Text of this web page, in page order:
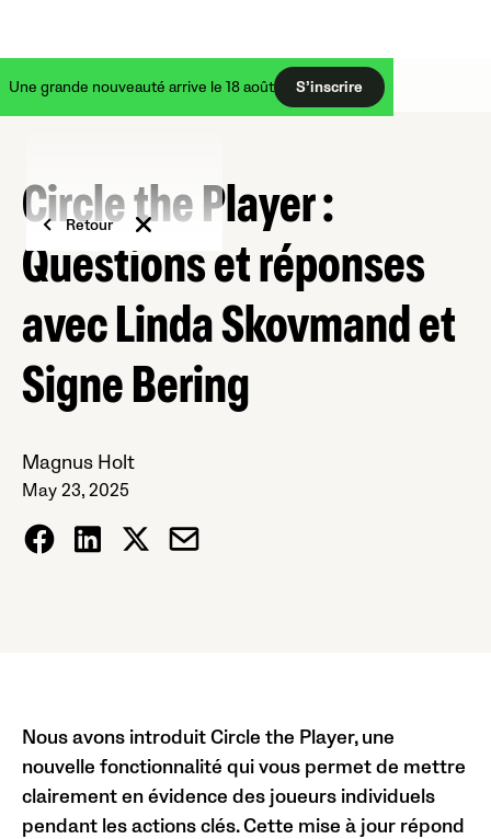
Une grande nouveauté arrive le 18 août S’inscrire
Retour
Circle the Player :
Questions et réponses
avec Linda Skovmand et
Signe Bering
Magnus Holt
May 23, 2025
Nous avons introduit Circle the Player, une
nouvelle fonctionnalité qui vous permet de mettre
clairement en évidence des joueurs individuels
pendant les actions clés. Cette mise à jour répond